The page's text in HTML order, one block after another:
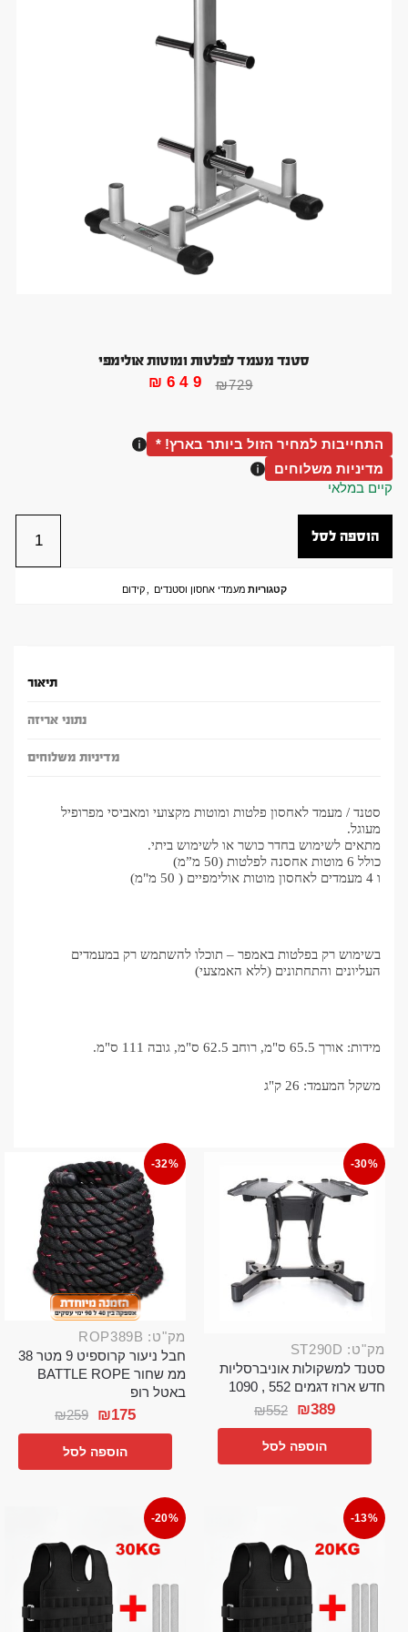
סטנד מעמד לפלטות ומוטות אולימפי
₪729
₪ 649
התחייבות למחיר הזול ביותר בארץ! *
מדיניות משלוחים
קיים במלאי
הוספה לסל
קטגוריות מעמדי אחסון וסטנדים ,קידום
תיאור
נתוני אריזה
מדיניות משלוחים
סטנד / מעמד לאחסון פלטות ומוטות מקצועי ומאביסי מפרופיל
מעוגל.
מתאים לשימוש בחדר כושר או לשימוש ביתי.
כולל 6 מוטות אחסנה לפלטות (50 מ”מ)
ו 4 מעמדים לאחסון מוטות אולימפיים ( 50 מ"מ)
בשימוש רק בפלטות באמפר – תוכלו להשתמש רק במעמדים
העליונים והתחתונים (ללא האמצעי)
מידות: אורך 65.5 ס"מ, רוחב 62.5 ס"מ, גובה 111 ס"מ.
משקל המעמד: 26 ק"ג
-30%
מק"ט: ST290D
סטנד למשקולות אוניברסליות
חדש ארוז דגמים 552 , 1090
₪552 ₪389
הוספה לסל
-32%
מק"ט: ROP389B
חבל ניעור קרוספיט 9 מטר 38
ממ שחור BATTLE ROPE
באטל רופ
₪259 ₪175
הוספה לסל
-13%
-20%